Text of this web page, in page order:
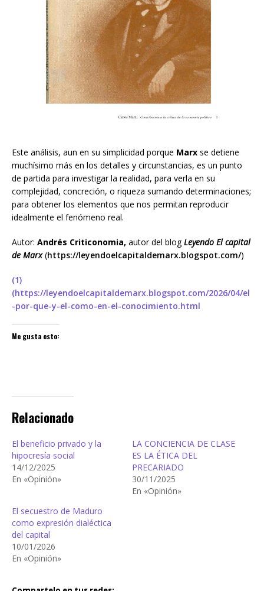
Este análisis, aun en su simplicidad porque Marx se detiene
muchísimo más en los detalles y circunstancias, es un punto
de partida para investigar la realidad, para verla en su
complejidad, concreción, o riqueza sumando determinaciones;
para obtener los elementos que nos permitan reproducir
idealmente el fenómeno real.
Autor: Andrés Criticonomia, autor del blogLeyendo El capital
de Marx(https://leyendoelcapitaldemarx.blogspot.com/)
(1)
(https://leyendoelcapitaldemarx.blogspot.com/2026/04/el
-por-que-y-el-como-en-el-conocimiento.html
Me gusta esto:
Relacionado
El beneficio privado y la
hipocresía social
14/12/2025
En «Opinión»
LA CONCIENCIA DE CLASE
ES LA ÉTICA DEL
PRECARIADO
30/11/2025
En «Opinión»
El secuestro de Maduro
como expresión dialéctica
del capital
10/01/2026
En «Opinión»